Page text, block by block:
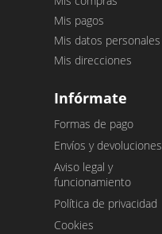
Mis pagos
Mis datos personales
Mis direcciones
Infórmate
Formas de pago
Envíos y devoluciones
Aviso legal y
funcionamiento
Política de privacidad
Cookies